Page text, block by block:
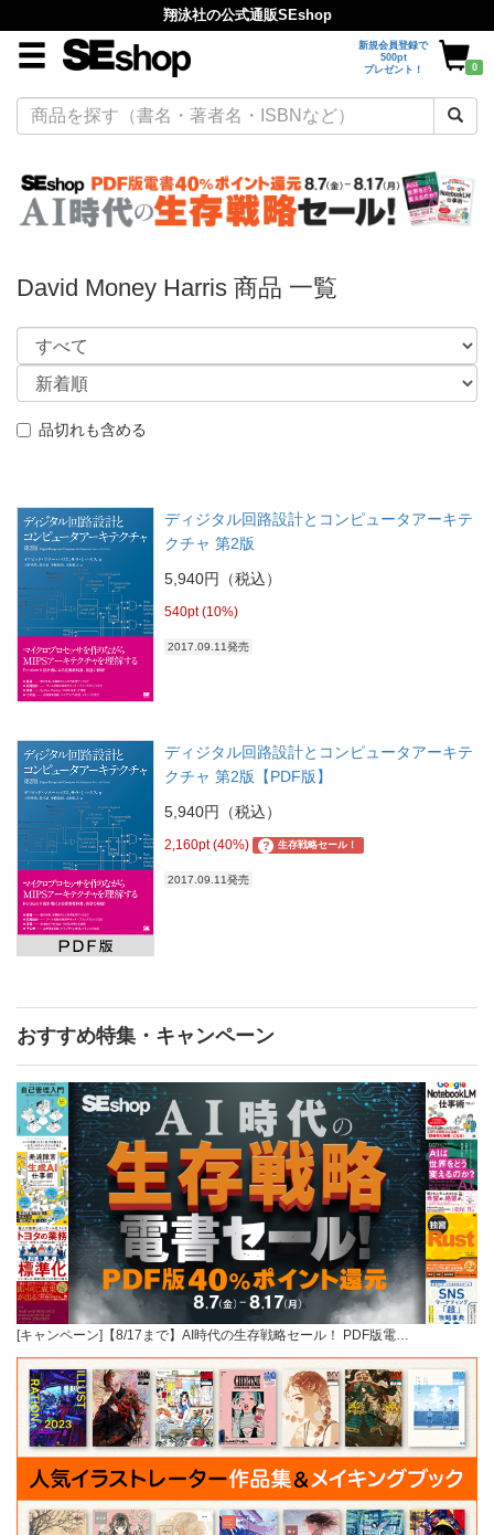
翔泳社の公式通販SEshop
新規会員登録で
500pt
プレゼント！
0
David Money Harris 商品 一覧
品切れも含める
ディジタル回路設計とコンピュータアーキテ
クチャ 第2版
5,940円（税込）
540pt (10%)
2017.09.11発売
ディジタル回路設計とコンピュータアーキテ
クチャ 第2版【PDF版】
5,940円（税込）
2,160pt (40%) ? 生存戦略セール！
2017.09.11発売
おすすめ特集・キャンペーン
[キャンペーン]【8/17まで】AI時代の生存戦略セール！ PDF版電…